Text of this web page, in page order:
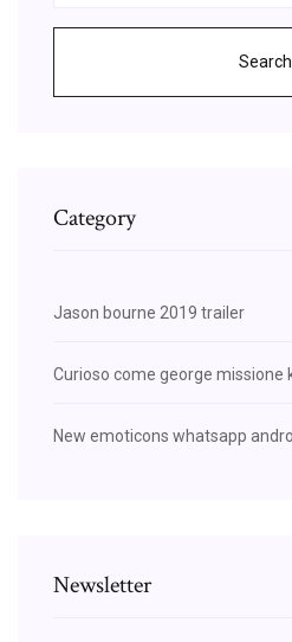
Search
Category
Jason bourne 2019 trailer
Curioso come george missione
New emoticons whatsapp
Newsletter